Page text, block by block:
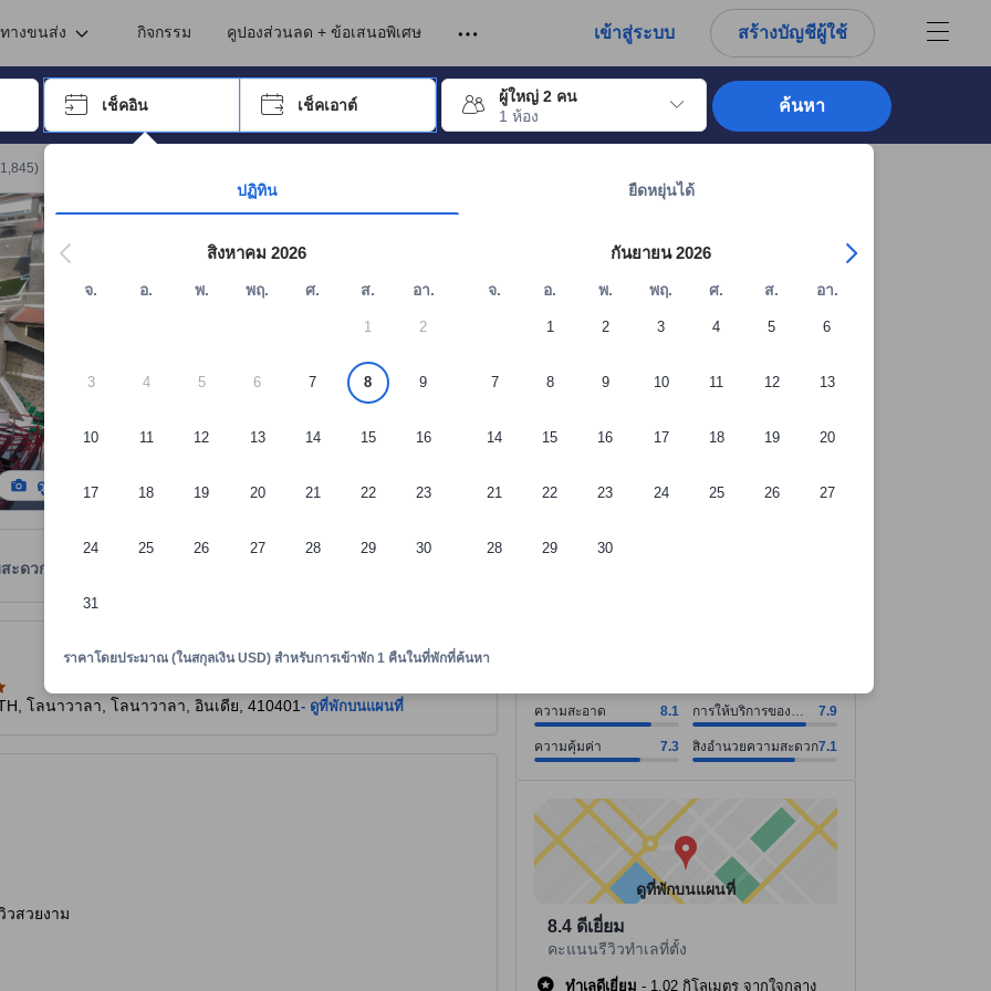
างขนส่ง กิจกรรม คูปองส่วนลด + ข้อเสนอพิเศษ เข้าสู่ระบบ สร้างบัญชีผู้ใช้
Tab เพื่อเลื่อนหาคำที่ต้องการ แล้วกดปุ่ม Enter เพื่อเลือก
เช็คอิน เช็คเอาต์
ผู้ใหญ่ 2 คน
1 ห้อง
กด Enter เพื่อเลือกวันที่ ใช้ปุ่มลูกศรเพื่อเลือกวันเช็คอินและเช็คเอาต์ เมื่อไปถึงวันเช็คอินที่ต้องการ ให้กดปุ่ม Enter เพื่อเลือกวันเช็คอินดังกล่าว ทำซ้ำขั้นตอ
ปฏิทิน ยืดหยุ่นได้
สิงหาคม 2026
จ. อ. พ. พฤ. ศ. ส. อา.
1 2
3 4 5 6 7 8 9
10 11 12 13 14 15 16
17 18 19 20 21 22 23
24 25 26 27 28 29 30
31
กันยายน 2026
จ. อ. พ. พฤ. ศ. ส. อา.
1 2 3 4 5 6
7 8 9 10 11 12 13
14 15 16 17 18 19 20
21 22 23 24 25 26 27
28 29 30
ราคาโดยประมาณ (ในสกุลเงิน USD) สำหรับการเข้าพัก 1 คืนในที่พักที่ค้นหา
ค้นหา
1,845)
ดูรูปทั้งหมด +12 รูปภาพจากผู้เข้าพัก
ะดวก
โลนาวาลา, โลนาวาลา, อินเดีย, 410401 - ดูที่พักบนแผนที่
สวยงาม
ความสะอาด 8.1
การให้บริการของ
พนักงาน
7.9
ความคุ้มค่า 7.3 สิ่งอำนวยความสะดวก7.1
ดูที่พักบนแผนที่
8.4 ดีเยี่ยม
คะแนนรีวิวทำเลที่ตั้ง
ทำเลดีเยี่ยม - 1.02 กิโลเมตร จากใจกลาง